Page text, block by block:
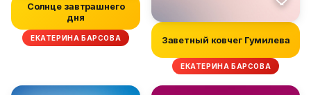
Солнце завтрашнего
дня
ЕКАТЕРИНА БАРСОВА Заветный ковчег Гумилева
ЕКАТЕРИНА БАРСОВА